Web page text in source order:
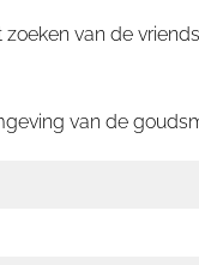
van de
van de